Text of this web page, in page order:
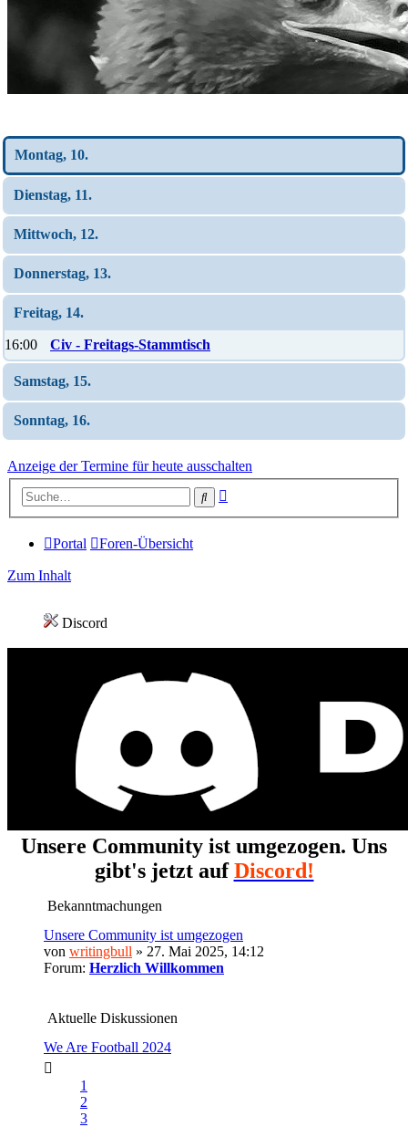
Montag, 10.
Dienstag, 11.
Mittwoch, 12.
Donnerstag, 13.
Freitag, 14.
16:00 Civ - Freitags-Stammtisch
Samstag, 15.
Sonntag, 16.
Anzeige der Termine für heute ausschalten
Suche
Portal Foren-Übersicht
Zum Inhalt
Discord
Unsere Community ist umgezogen. Uns
gibt's jetzt aufDiscord!
Bekanntmachungen
Unsere Community ist umgezogen
von writingbull » 27. Mai 2025, 14:12
Forum: Herzlich Willkommen
Aktuelle Diskussionen
We Are Football 2024
1
2
3